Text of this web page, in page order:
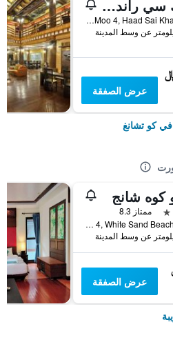
كيك سي راند ريزورت كو تشانج
1/1 Moo 4, Haad Sai Khao, كو تشانغ, تايلاند
عرض الصفقة
كو تشانغ
كوه شانج
ممتاز 8.3
9/11 Moo 4, White Sand Beach, كو تشانغ, تايلاند
عرض الصفقة